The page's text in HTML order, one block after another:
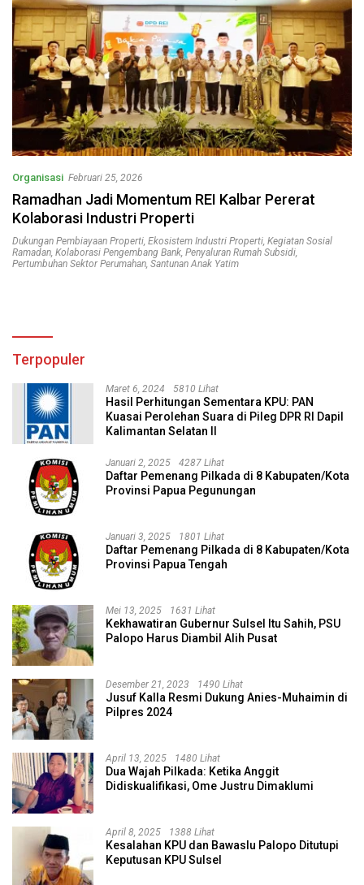
Organisasi Februari 25, 2026
Ramadhan Jadi Momentum REI Kalbar Pererat
Kolaborasi Industri Properti
Dukungan Pembiayaan Properti, Ekosistem Industri Properti, Kegiatan Sosial
Ramadan, Kolaborasi Pengembang Bank, Penyaluran Rumah Subsidi,
Pertumbuhan Sektor Perumahan, Santunan Anak Yatim
Terpopuler
Maret 6, 2024 5810 Lihat
Hasil Perhitungan Sementara KPU: PAN
Kuasai Perolehan Suara di Pileg DPR RI Dapil
Kalimantan Selatan II
Januari 2, 2025 4287 Lihat
Daftar Pemenang Pilkada di 8 Kabupaten/Kota
Provinsi Papua Pegunungan
Januari 3, 2025 1801 Lihat
Daftar Pemenang Pilkada di 8 Kabupaten/Kota
Provinsi Papua Tengah
Mei 13, 2025 1631 Lihat
Kekhawatiran Gubernur Sulsel Itu Sahih, PSU
Palopo Harus Diambil Alih Pusat
Desember 21, 2023 1490 Lihat
Jusuf Kalla Resmi Dukung Anies-Muhaimin di
Pilpres 2024
April 13, 2025 1480 Lihat
Dua Wajah Pilkada: Ketika Anggit
Didiskualifikasi, Ome Justru Dimaklumi
April 8, 2025 1388 Lihat
Kesalahan KPU dan Bawaslu Palopo Ditutupi
Keputusan KPU Sulsel